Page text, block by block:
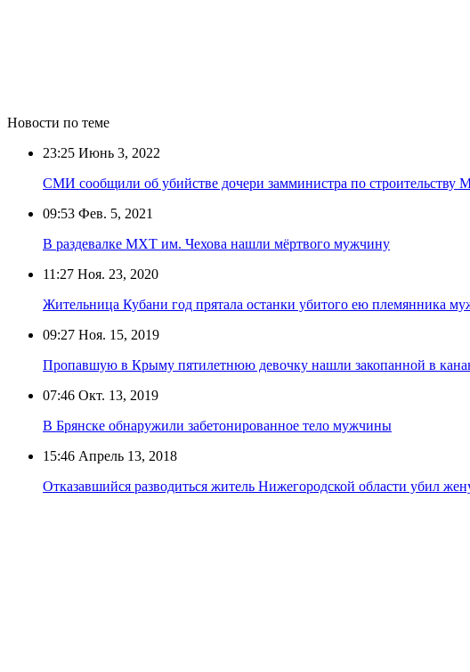
Новости по теме
23:25 Июнь 3, 2022
СМИ сообщили об убийстве дочери замминистра по строительству
09:53 Фев. 5, 2021
В раздевалке МХТ им. Чехова нашли мёртвого мужчину
11:27 Ноя. 23, 2020
Жительница Кубани год прятала останки убитого ею племянника
09:27 Ноя. 15, 2019
Пропавшую в Крыму пятилетнюю девочку нашли закопанной в
07:46 Окт. 13, 2019
В Брянске обнаружили забетонированное тело мужчины
15:46 Апрель 13, 2018
Отказавшийся разводиться житель Нижегородской области убил